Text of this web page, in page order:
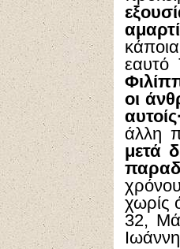
εαυτό
οι
άλλη
μετά
χωρίς
32,